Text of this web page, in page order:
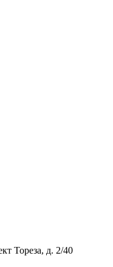
Тореза, д. 2/40